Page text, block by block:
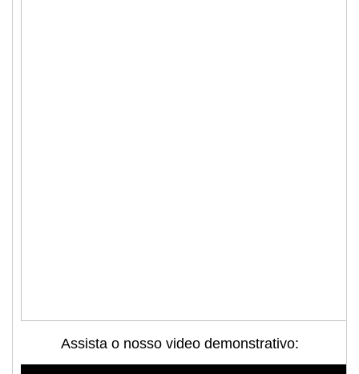
Assista o nosso video demonstrativo: